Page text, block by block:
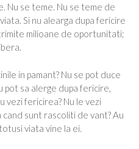
Nu se teme. Nu se teme de
Si nu alearga dupa fericire
milioane de oportunitati;
in pamant? Nu se pot duce
sa alerge dupa fericire,
vezi fericirea? Nu le vezi
sunt rascoliti de vant? Au
viata vine la ei.